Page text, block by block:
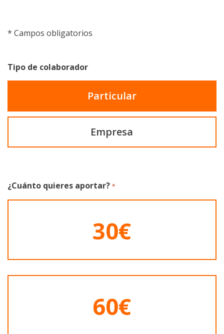
* Campos obligatorios
Tipo de colaborador
Particular
Empresa
¿Cuánto quieres aportar? *
30€
60€